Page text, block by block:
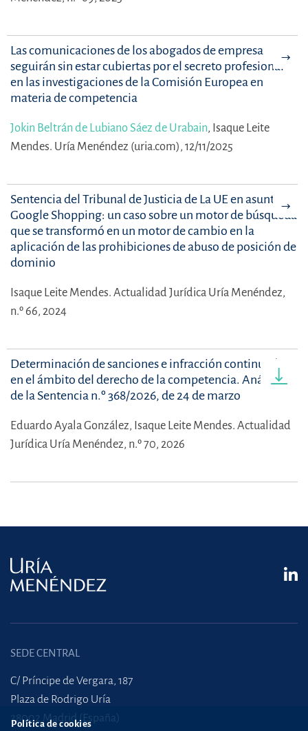
Las comunicaciones de los abogados de empresa
seguirán sin estar cubiertas por el secreto profesional
en las investigaciones de la Comisión Europea en
materia de competencia
Jokin Beltrán de Lubiano Sáez de Urabain, Isaque Leite
Mendes. Uría Menéndez (uria.com), 12/11/2025
Sentencia del Tribunal de Justicia de La UE en asunto
Google Shopping: un caso sobre un motor de búsqueda
que se transformó en un motor de cambio en la
aplicación de las prohibiciones de abuso de posición de
dominio
Isaque Leite Mendes. Actualidad Jurídica Uría Menéndez,
n.º 66, 2024
Determinación de sanciones e infracción continuada
en el ámbito del derecho de la competencia. Análisis
de la Sentencia n.º 368/2026, de 24 de marzo
Eduardo Ayala González, Isaque Leite Mendes. Actualidad
Jurídica Uría Menéndez, n.º 70, 2026
SEDE CENTRAL
C/ Príncipe de Vergara, 187
Plaza de Rodrigo Uría
28002 Madrid (España)
Política de cookies